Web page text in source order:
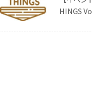
手作りキャンドル
HINGS